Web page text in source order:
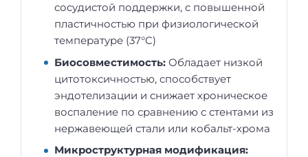
сосудистой поддержки, с повышенной
пластичностью при физиологической
температуре (37°C)
Биосовместимость: Обладает низкой
цитотоксичностью, способствует
эндотелизации и снижает хроническое
воспаление по сравнению с стентами из
нержавеющей стали или кобальт-хрома
Микроструктурная модификация: